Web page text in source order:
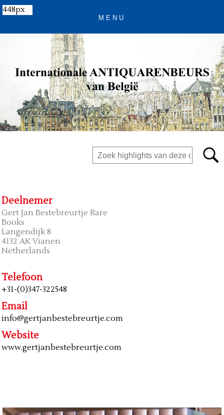
Deelnemer
Gert Jan Bestebreurtje Rare
Books
Langendijk 8
4132 AK Vianen
Netherlands
Telefoon
+31-(0)347-322548
Email
info@gertjanbestebreurtje.com
Website
www.gertjanbestebreurtje.com
448px